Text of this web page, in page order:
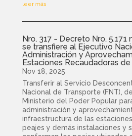
leer más
Nro. 317 - Decreto Nro.
se transfiere al Ejecutivo
Administración y
Estaciones Recaudadoras
Nov 18, 2025
Transferir al Servicio
Nacional de Transporte (FNT),
Ministerio del Poder Popular
administración y
infraestructura de las
peajes y demás instalaciones y